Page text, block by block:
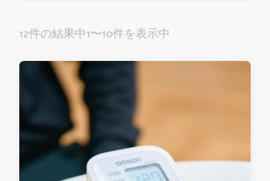
12件の結果中1〜10件を表示中